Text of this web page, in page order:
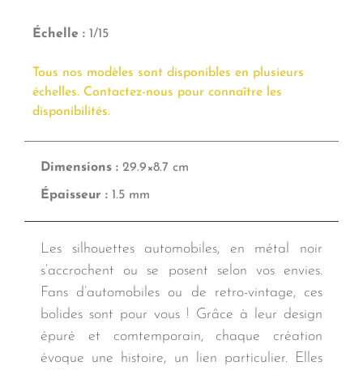
Échelle : 1/15
Tous nos modèles sont disponibles en plusieurs
échelles. Contactez-nous pour connaître les
disponibilités.
Dimensions : 29.9×8.7 cm
Épaisseur : 1.5 mm
Les silhouettes automobiles, en métal noir
s’accrochent ou se posent selon vos envies.
Fans d’automobiles ou de retro-vintage, ces
bolides sont pour vous ! Grâce à leur design
épuré et comtemporain, chaque création
évoque une histoire, un lien particulier. Elles